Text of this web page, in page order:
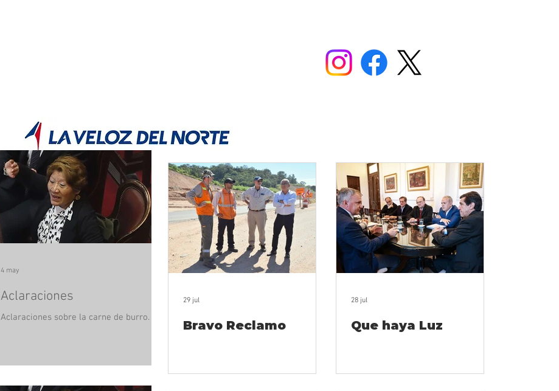
Aclaraciones
Aclaraciones sobre la carne de burro.
4 may
Bravo Reclamo
29 jul
Que haya Luz
28 jul